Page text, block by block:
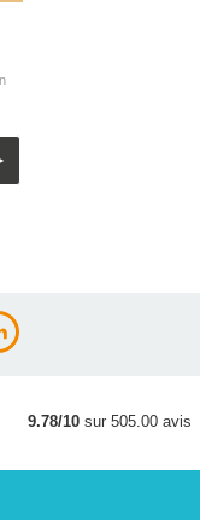
9.78/10 sur 505.00 avis